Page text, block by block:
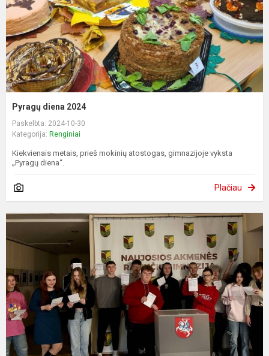
Pyragų diena 2024
Paskelbta: 2024-10-30
Kategorija: Renginiai
Kiekvienais metais, prieš mokinių atostogas, gimnazijoje vyksta
„Pyragų diena“.
Plačiau